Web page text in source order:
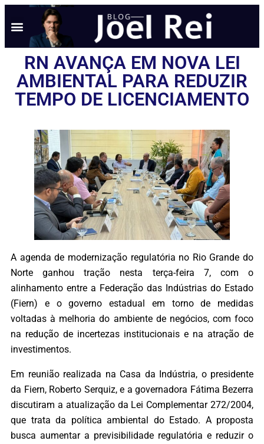
RN AVANÇA EM NOVA LEI
AMBIENTAL PARA REDUZIR
TEMPO DE LICENCIAMENTO
A agenda de modernização regulatória no Rio Grande do
Norte ganhou tração nesta terça-feira 7, com o
alinhamento entre a Federação das Indústrias do Estado
(Fiern) e o governo estadual em torno de medidas
voltadas à melhoria do ambiente de negócios, com foco
na redução de incertezas institucionais e na atração de
investimentos.
Em reunião realizada na Casa da Indústria, o presidente
da Fiern, Roberto Serquiz, e a governadora Fátima Bezerra
discutiram a atualização da Lei Complementar 272/2004,
que trata da política ambiental do Estado. A proposta
busca aumentar a previsibilidade regulatória e reduzir o